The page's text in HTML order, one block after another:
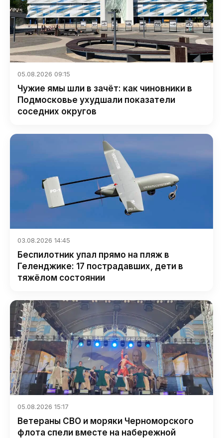
05.08.2026 09:15
Чужие ямы шли в зачёт: как чиновники в
Подмосковье ухудшали показатели
соседних округов
03.08.2026 14:45
Беспилотник упал прямо на пляж в
Геленджике: 17 пострадавших, дети в
тяжёлом состоянии
05.08.2026 15:17
Ветераны СВО и моряки Черноморского
флота спели вместе на набережной